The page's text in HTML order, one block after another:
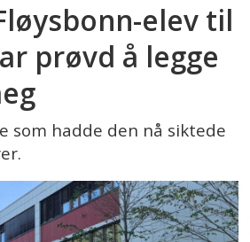
elev til
prøvd å legge
som hadde den nå siktede